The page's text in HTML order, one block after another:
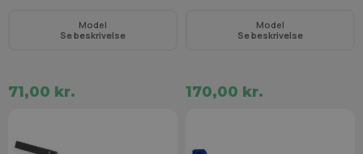
Model
Se beskrivelse
71,00 kr.
Model
Se beskrivelse
170,00 kr.